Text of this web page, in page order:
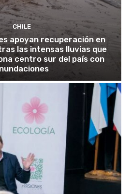
CHILE
apoyan recuperación en
las intensas lluvias que
centro sur del país con